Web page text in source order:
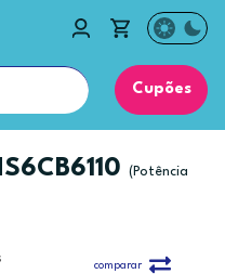
Cupões
(Potência
comparar